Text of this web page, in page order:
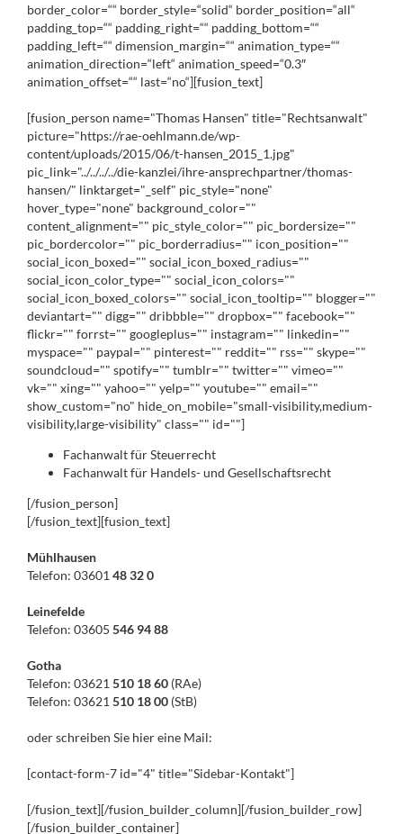
border_color=““ border_style=“solid“ border_position=“all“
padding_top=““ padding_right=““ padding_bottom=““
padding_left=““ dimension_margin=““ animation_type=““
animation_direction=“left“ animation_speed=“0.3″
animation_offset=““ last=“no“][fusion_text]
[fusion_person name="Thomas Hansen" title="Rechtsanwalt"
picture="https://rae-oehlmann.de/wp-
content/uploads/2015/06/t-hansen_2015_1.jpg"
pic_link="../../../../die-kanzlei/ihre-ansprechpartner/thomas-
hansen/" linktarget="_self" pic_style="none"
hover_type="none" background_color=""
content_alignment="" pic_style_color="" pic_bordersize=""
pic_bordercolor="" pic_borderradius="" icon_position=""
social_icon_boxed="" social_icon_boxed_radius=""
social_icon_color_type="" social_icon_colors=""
social_icon_boxed_colors="" social_icon_tooltip="" blogger=""
deviantart="" digg="" dribbble="" dropbox="" facebook=""
flickr="" forrst="" googleplus="" instagram="" linkedin=""
myspace="" paypal="" pinterest="" reddit="" rss="" skype=""
soundcloud="" spotify="" tumblr="" twitter="" vimeo=""
vk="" xing="" yahoo="" yelp="" youtube="" email=""
show_custom="no" hide_on_mobile="small-visibility,medium-
visibility,large-visibility" class="" id=""]
Fachanwalt für Steuerrecht
Fachanwalt für Handels- und Gesellschaftsrecht
[/fusion_person]
[/fusion_text][fusion_text]
Mühlhausen
Telefon: 03601 48 32 0
Leinefelde
Telefon: 03605 546 94 88
Gotha
Telefon: 03621 510 18 60 (RAe)
Telefon: 03621 510 18 00 (StB)
oder schreiben Sie hier eine Mail:
[contact-form-7 id="4" title="Sidebar-Kontakt"]
[/fusion_text][/fusion_builder_column][/fusion_builder_row]
[/fusion_builder_container]